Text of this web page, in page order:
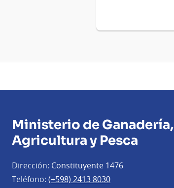
Ministerio de Ganadería,
Agricultura y Pesca
Dirección: Constituyente 1476
Teléfono: (+598) 2413 8030